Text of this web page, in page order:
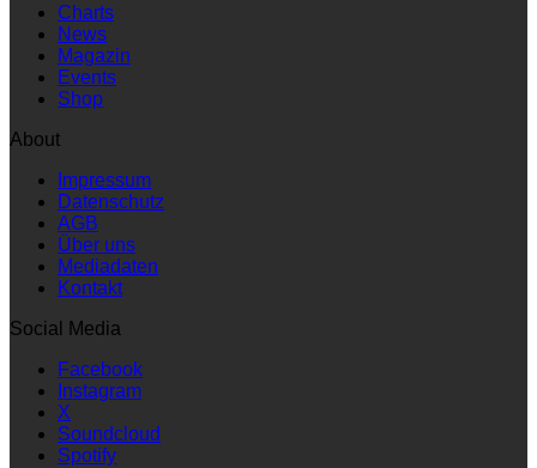
Charts
News
Magazin
Events
Shop
About
Impressum
Datenschutz
AGB
Über uns
Mediadaten
Kontakt
Social Media
Facebook
Instagram
X
Soundcloud
Spotify